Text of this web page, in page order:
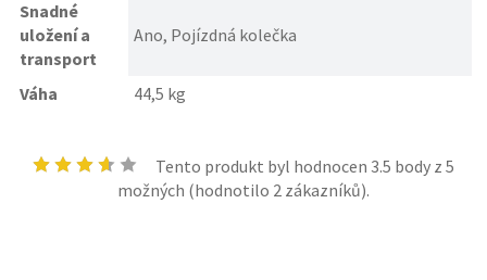
Snadné
uložení a
transport
Ano, Pojízdná kolečka
Váha 44,5 kg
Tento produkt byl hodnocen 3.5 body z 5
možných (hodnotilo 2zákazníků).